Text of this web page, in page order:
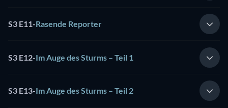
S3 E11-Rasende Reporter
S3 E12-Im Auge des Sturms – Teil 1
S3 E13-Im Auge des Sturms – Teil 2